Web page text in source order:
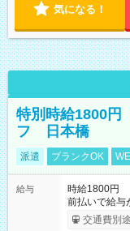
気になる！
特別時給1800円
フ 日本橋
派遣 ブランクOK
給与
時給1800円
前払いで給与
交通費別